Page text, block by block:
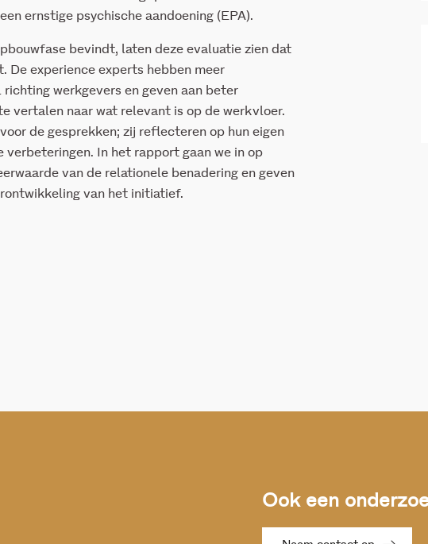
ernstige psychische aandoening (EPA).
bevindt, laten deze evaluatie zien dat
De experience experts hebben meer
werkgevers en geven aan beter
vertalen naar wat relevant is op de werkvloer.
de gesprekken; zij reflecteren op hun eigen
In het rapport gaan we in op
van de relationele benadering en geven
van het initiatief.
Ook een